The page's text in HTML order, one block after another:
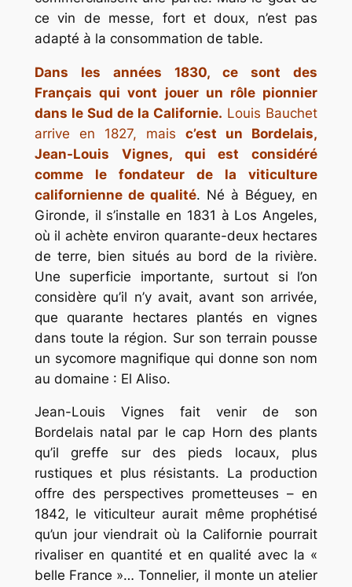
ce vin de messe, fort et doux, n’est pas
adapté à la consommation de table.
Dans les années 1830, ce sont des
Français qui vont jouer un rôle pionnier
dans le Sud de la Californie. Louis Bauchet
arrive en 1827, maisc’est un Bordelais,
Jean-Louis Vignes, qui est considéré
comme le fondateur de la viticulture
californienne de qualité. Né à Béguey, en
Gironde, il s’installe en 1831 à Los Angeles,
où il achète environ quarante-deux hectares
de terre, bien situés au bord de la rivière.
Une superficie importante, surtout si l’on
considère qu’il n’y avait, avant son arrivée,
que quarante hectares plantés en vignes
dans toute la région. Sur son terrain pousse
un sycomore magnifique qui donne son nom
au domaine : El Aliso.
Jean-Louis Vignes fait venir de son
Bordelais natal par le cap Horn des plants
qu’il greffe sur des pieds locaux, plus
rustiques et plus résistants. La production
offre des perspectives prometteuses – en
1842, le viticulteur aurait même prophétisé
qu’un jour viendrait où la Californie pourrait
rivaliser en quantité et en qualité avec la «
belle France »… Tonnelier, il monte un atelier